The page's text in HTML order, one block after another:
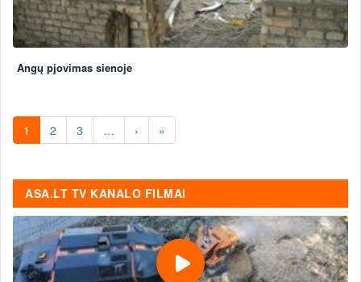
Angų pjovimas sienoje
1 2 3 … › »
ASA.LT TV KANALO FILMAI